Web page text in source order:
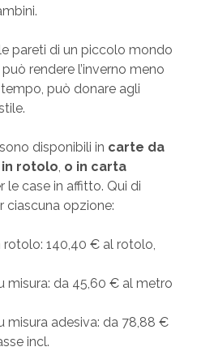
pareti di un piccolo mondo
rendere l’inverno meno
può donare agli
disponibili in carte da
in rotolo, o in carta
le case in affitto. Qui di
ciascuna opzione:
rotolo: 140,40 € al rotolo,
misura: da 45,60 € al metro
misura adesiva: da 78,88 €
incl.